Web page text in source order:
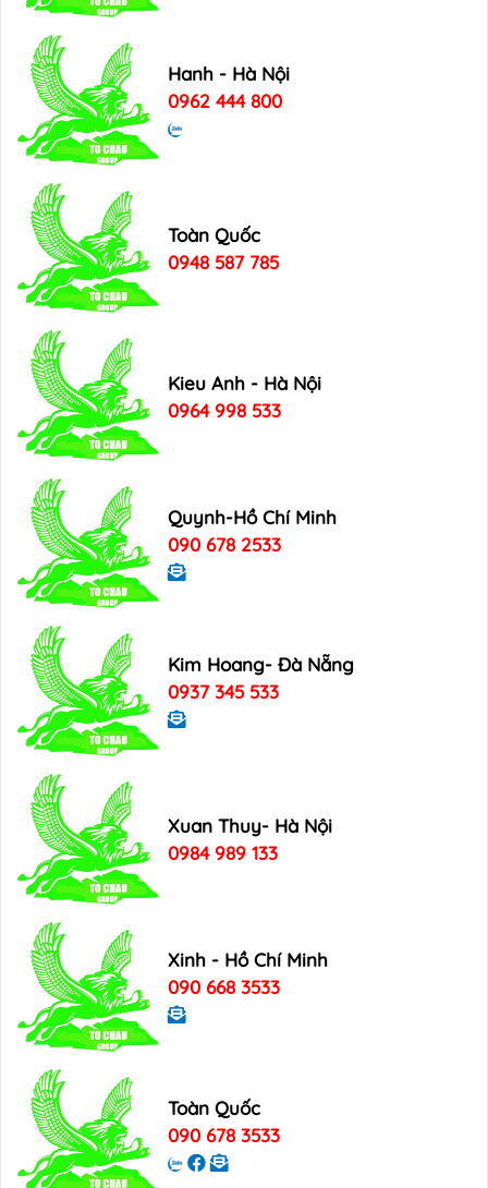
Hanh - Hà Nội
0962 444 800
Toàn Quốc
0948 587 785
Kieu Anh - Hà Nội
0964 998 533
Quynh-Hồ Chí Minh
090 678 2533
Kim Hoang- Đà Nẵng
0937 345 533
Xuan Thuy- Hà Nội
0984 989 133
Xinh - Hồ Chí Minh
090 668 3533
Toàn Quốc
090 678 3533